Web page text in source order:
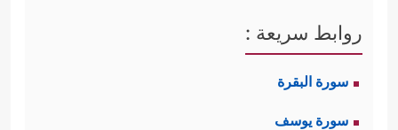
روابط سريعة :
سورة البقرة
سورة يوسف